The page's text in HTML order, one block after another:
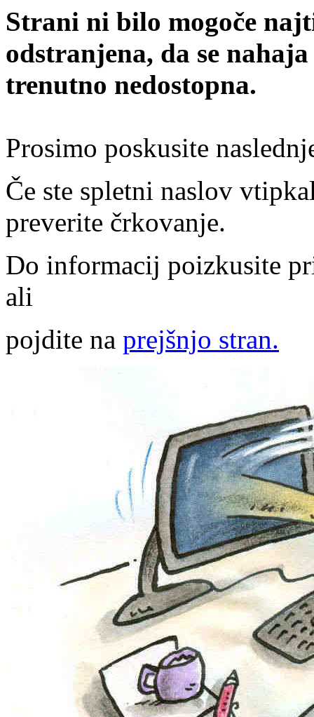
Strani ni bilo mogoče
odstranjena, da se
trenutno nedostopna.
Prosimo poskusite
Če ste spletni naslov
preverite črkovanje.
Do informacij poizkusite
ali
pojdite na prejšnjo stran.